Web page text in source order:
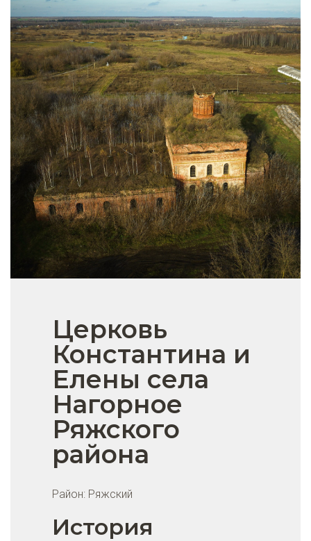
Церковь
Константина и
Елены села
Нагорное
Ряжского
района
Район: Ряжский
История